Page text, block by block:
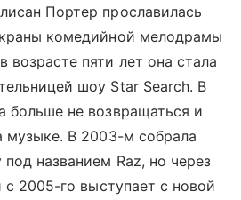
Портер прославилась
комедийной мелодрамы
пяти лет она стала
шоу Star Search. В
больше не возвращаться и
музыке. В 2003-м собрала
названием Raz, но через
с 2005-го выступает с новой